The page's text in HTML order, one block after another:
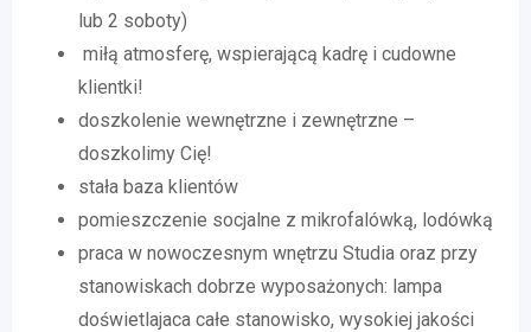
lub 2 soboty)
miłą atmosferę, wspierającą kadrę i cudowne
klientki!
doszkolenie wewnętrzne i zewnętrzne –
doszkolimy Cię!
stała baza klientów
pomieszczenie socjalne z mikrofalówką, lodówką
praca w nowoczesnym wnętrzu Studia oraz przy
stanowiskach dobrze wyposażonych: lampa
doświetlajaca całe stanowisko, wysokiej jakości